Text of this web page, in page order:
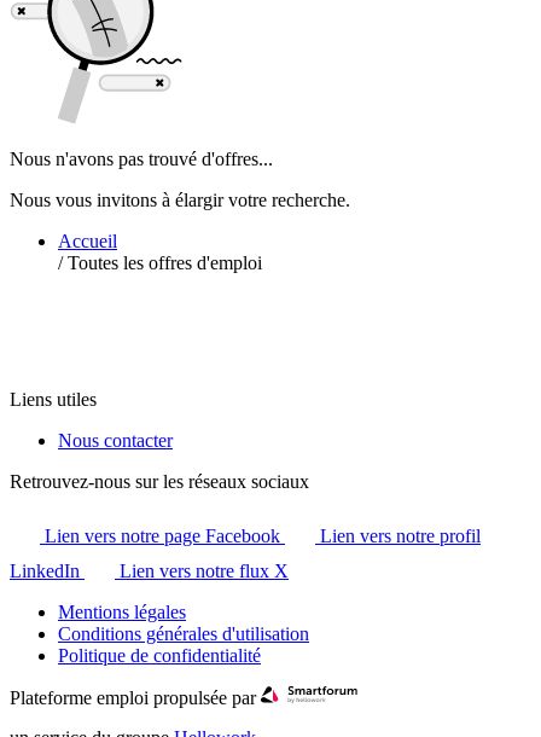
Nous n'avons pas trouvé d'offres...
Nous vous invitons à élargir votre recherche.
Accueil
/ Toutes les offres d'emploi
Liens utiles
Nous contacter
Retrouvez-nous sur les réseaux sociaux
Lien vers notre page Facebook
Lien vers notre profil
LinkedIn
Lien vers notre flux X
Mentions légales
Conditions générales d'utilisation
Politique de confidentialité
Plateforme emploi propulsée par